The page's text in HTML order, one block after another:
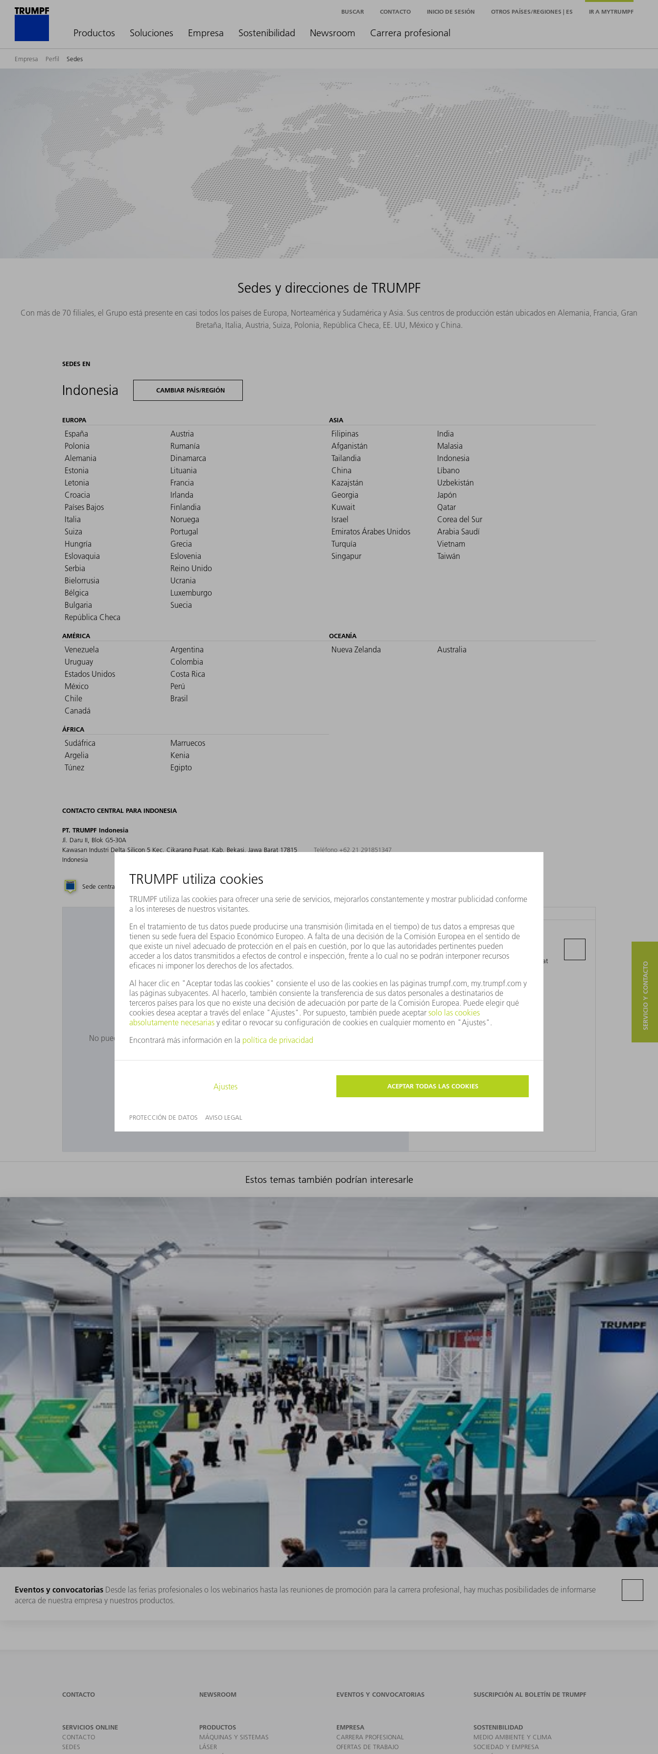
Productos Soluciones Empresa Sostenibilidad Newsroom Carrera profesional
BUSCAR CONTACTO INICIO DE SESIÓN OTROS PAÍSES/REGIONES | ES IR A MYTRUMPF
Empresa Perfil Sedes
Sedes y direcciones de TRUMPF
Con más de 70 filiales, el Grupo está presente en casi todos los países de Europa, Norteamérica y Sudamérica y Asia. Sus centros de producción están ubicados en Alemania, Francia, Gran
Bretaña, Italia, Austria, Suiza, Polonia, República Checa, EE. UU, México y China.
SEDES EN
Indonesia CAMBIAR PAÍS/REGIÓN
EUROPA
España
Austria
Polonia
Rumanía
Alemania
Dinamarca
Estonia
Lituania
Letonia
Francia
Croacia
Irlanda
Países Bajos
Finlandia
Italia
Noruega
Suiza
Portugal
Hungría
Grecia
Eslovaquia
Eslovenia
Serbia
Reino Unido
Bielorrusia
Ucrania
Bélgica
Luxemburgo
Bulgaria
Suecia
República Checa
ASIA
Filipinas
India
Afganistán
Malasia
Tailandia
Indonesia
China
Líbano
Kazajstán
Uzbekistán
Georgia
Japón
Kuwait
Qatar
Israel
Corea del Sur
Emiratos Árabes Unidos
Arabia Saudí
Turquía
Vietnam
Singapur
Taiwán
AMÉRICA
Venezuela
Argentina
Uruguay
Colombia
Estados Unidos
Costa Rica
México
Perú
Chile
Brasil
Canadá
OCEANÍA
Nueva Zelanda Australia
ÁFRICA
Sudáfrica
Marruecos
Argelia
Kenia
Túnez
Egipto
CONTACTO CENTRAL PARA INDONESIA
PT. TRUMPF Indonesia
Jl. Daru II, Blok G5-30A
Kawasan Industri Delta Silicon 5 Kec. Cikarang Pusat, Kab. Bekasi, Jawa Barat 17815
Indonesia
Teléfono +62 21 291851347
Sede central Filial Representante Cambiar país/región
¿Desea utilizar Google Maps?
No puede ver Google Maps porque no ha aceptado nuestras cookies. Por favor, ajuste su
PT. TRUMPF INDONESIA
Jl. Daru II, Blok G5-30A
Kawasan Industri Delta Silicon 5 Kec.
Cikarang Pusat, Kab. Bekasi, Jawa Barat
Estos temas también podrían interesarle
Eventos y convocatorias Desde las ferias profesionales o los webinarios hasta las reuniones de promoción para la carrera profesional, hay muchas posibilidades de informarse
acerca de nuestra empresa y nuestros productos.
SERVICIO Y CONTACTO
CONTACTO NEWSROOM EVENTOS Y CONVOCATORIAS SUSCRIPCIÓN AL BOLETÍN DE TRUMPF
SERVICIOS ONLINE
CONTACTO
SEDES
PRODUCTOS
MÁQUINAS Y SISTEMAS
LÁSER
EMPRESA
CARRERA PROFESIONAL
OFERTAS DE TRABAJO
SOSTENIBILIDAD
MEDIO AMBIENTE Y CLIMA
SOCIEDAD Y EMPRESA